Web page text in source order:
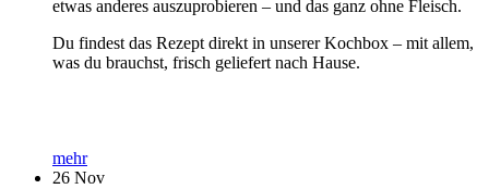
etwas anderes auszuprobieren – und das ganz ohne Fleisch.
Du findest das Rezept direkt in unserer Kochbox – mit allem,
was du brauchst, frisch geliefert nach Hause.
mehr
26 Nov